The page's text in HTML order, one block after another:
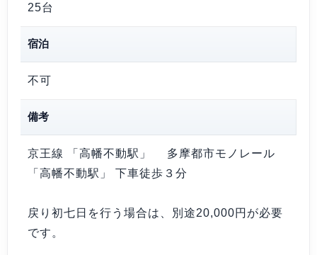
25台
宿泊
不可
備考
京王線 「高幡不動駅」 多摩都市モノレール
「高幡不動駅」 下車徒歩３分
戻り初七日を行う場合は、別途20,000円が必要
です。